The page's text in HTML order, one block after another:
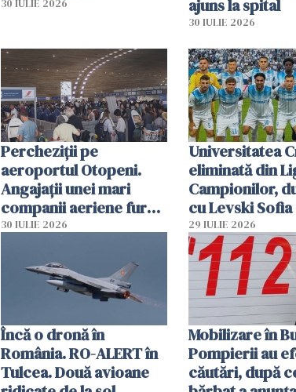
30 IULIE 2026
ajuns la spital
30 IULIE 2026
Percheziții pe
aeroportul Otopeni.
Angajații unei mari
companii aeriene furau
parfumuri, ceasuri și
vânzării
30 IULIE 2026
Universitatea
eliminată din
Campionilor,
cu Levski Sofia
29 IULIE 2026
Încă o dronă în
România. RO-ALERT în
Tulcea. Două avioane
Mobilizare în
Pompierii au
căutări, după